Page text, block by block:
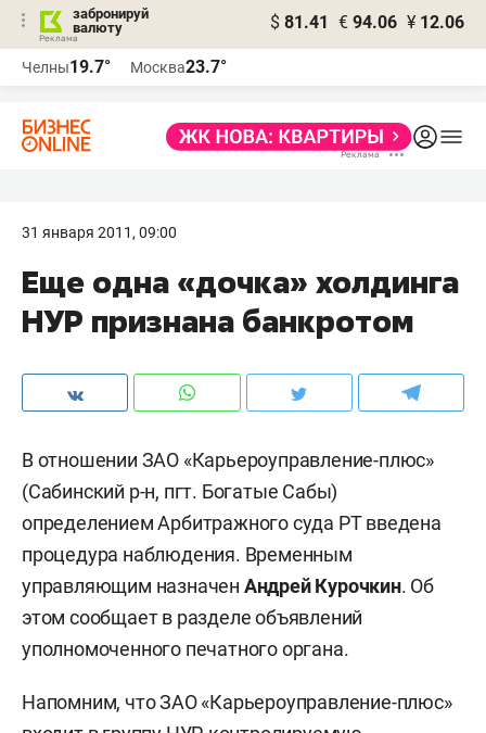
забронируй
валюту
$ 81.41 € 94.06 ¥ 12.06
Челны19.7° Москва23.7°
31 января 2011, 09:00
Еще одна «дочка» холдинга
НУР признана банкротом
В отношении ЗАО «Карьероуправление-плюс»
(Сабинский р-н, пгт. Богатые Сабы)
определением Арбитражного суда РТ введена
процедура наблюдения. Временным
управляющим назначен Андрей Курочкин. Об
этом сообщает в разделе объявлений
уполномоченного печатного органа.
Напомним, что ЗАО «Карьероуправление-плюс»